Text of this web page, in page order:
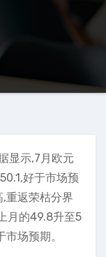
显示,7月欧元
好于市场预
重返荣枯分界
月的49.8升至5
场预期。